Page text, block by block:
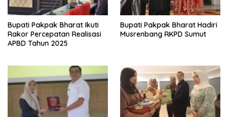
Bupati Pakpak Bharat Ikuti
Rakor Percepatan Realisasi
APBD Tahun 2025
Bupati Pakpak Bharat Hadiri
Musrenbang RKPD Sumut